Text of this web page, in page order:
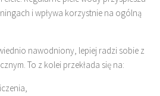
i wpływa korzystnie na ogólną
nawodniony, lepiej radzi sobie z
To z kolei przekłada się na: